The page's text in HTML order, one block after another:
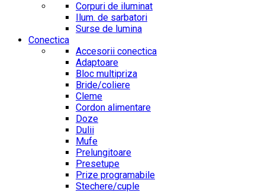
Corpuri de iluminat
Ilum. de sarbatori
Surse de lumina
Conectica
Accesorii conectica
Adaptoare
Bloc multipriza
Bride/coliere
Cleme
Cordon alimentare
Doze
Dulii
Mufe
Prelungitoare
Presetupe
Prize programabile
Stechere/cuple